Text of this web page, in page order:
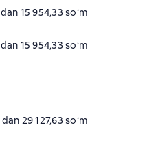
dan 15 954,33 soʻm
dan 15 954,33 soʻm
dan 29 127,63 soʻm